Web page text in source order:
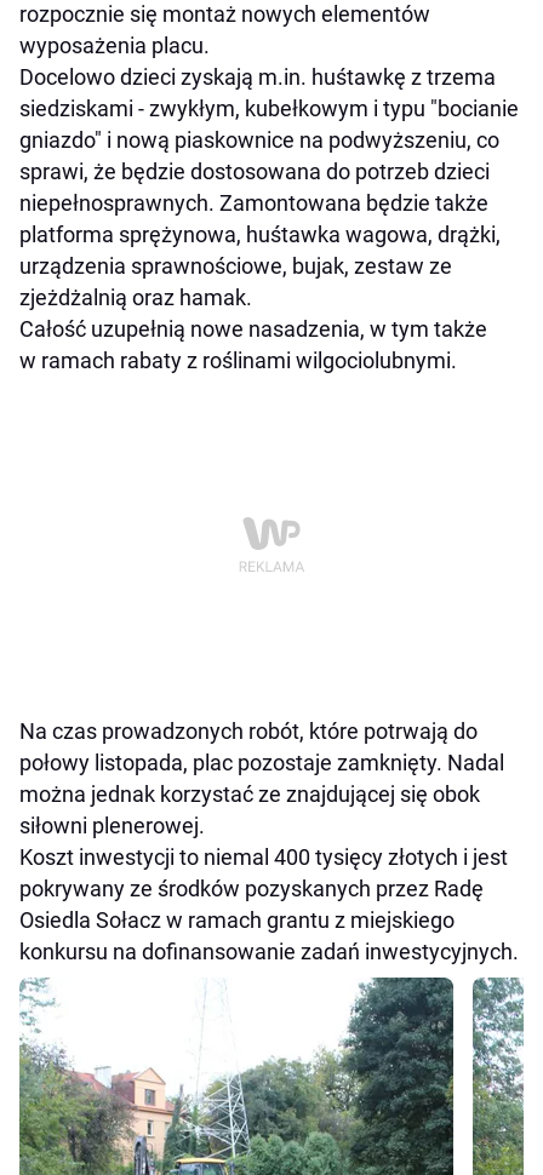
rozpocznie się montaż nowych elementów
wyposażenia placu.
Docelowo dzieci zyskają m.in. huśtawkę z trzema
siedziskami - zwykłym, kubełkowym i typu "bocianie
gniazdo" i nową piaskownice na podwyższeniu, co
sprawi, że będzie dostosowana do potrzeb dzieci
niepełnosprawnych. Zamontowana będzie także
platforma sprężynowa, huśtawka wagowa, drążki,
urządzenia sprawnościowe, bujak, zestaw ze
zjeżdżalnią oraz hamak.
Całość uzupełnią nowe nasadzenia, w tym także
w ramach rabaty z roślinami wilgociolubnymi.
Na czas prowadzonych robót, które potrwają do
połowy listopada, plac pozostaje zamknięty. Nadal
można jednak korzystać ze znajdującej się obok
siłowni plenerowej.
Koszt inwestycji to niemal 400 tysięcy złotych i jest
pokrywany ze środków pozyskanych przez Radę
Osiedla Sołacz w ramach grantu z miejskiego
konkursu na dofinansowanie zadań inwestycyjnych.